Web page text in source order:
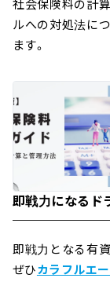
社会保険料の計
ルへの対処法に
ます。
即戦力になるド
即戦力となる有
ぜひカラフルエ